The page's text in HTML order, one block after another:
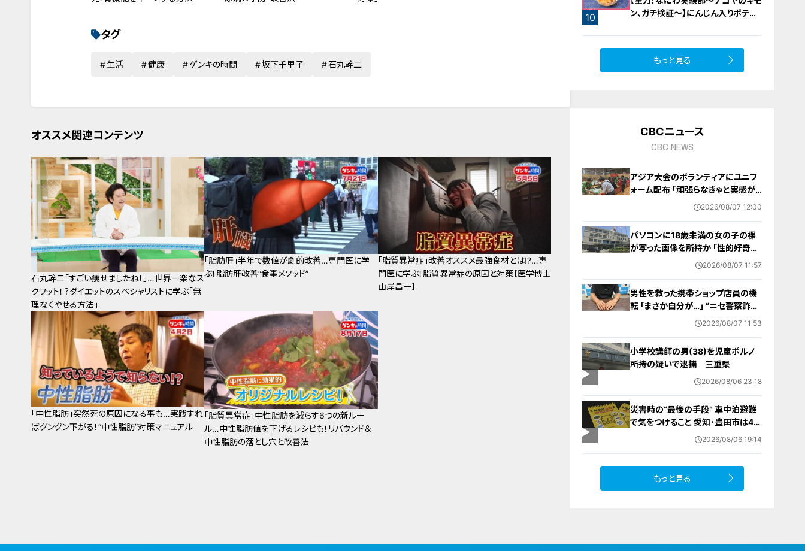
タグ
生活 健康 ゲンキの時間 坂下千里子 石丸幹二
オススメ関連コンテンツ
石丸幹二「すごい痩せましたね！」…世界一楽なス
クワット！？ダイエットのスペシャリストに学ぶ「無
理なくやせる方法」
「脂肪肝」半年で数値が劇的改善…専門医に学
ぶ！脂肪肝改善“食事メソッド”
「脂質異常症」改善オススメ最強食材とは!?…専
門医に学ぶ！脂質異常症の原因と対策【医学博士
山岸昌一】
「中性脂肪」突然死の原因になる事も…実践すれ
ばグングン下がる！“中性脂肪”対策マニュアル
「脂質異常症」中性脂肪を減らす6つの新ルー
ル…中性脂肪値を下げるレシピも！リバウンド＆
中性脂肪の落とし穴と改善法
10
ン、ガチ検証～】にんじん入りポテト
もっと見る
CBCニュース
CBC NEWS
アジア大会のボランティアにユニフ
ォーム配布 ｢頑張らなきゃと実感が
湧いた｣ 名古屋･中区の愛知県体育
2026/08/07 12:00
パソコンに18歳未満の女の子の裸
が写った画像を所持か ｢性的好奇心
を満たす目的｣ 小学校講師の38歳
2026/08/07 11:57
男性を救った携帯ショップ店員の機
転 ｢まさか自分が…｣ “ニセ警察詐
欺”を間一髪で防ぐ 被害者が語る事
2026/08/07 11:53
小学校講師の男(38)を児童ポルノ
所持の疑いで逮捕 三重県
2026/08/06 23:18
災害時の“最後の手段” 車中泊避難
で気をつけること 愛知･豊田市は4年
前からマニュアル作成 最悪の場合2026/08/06 19:14
もっと見る